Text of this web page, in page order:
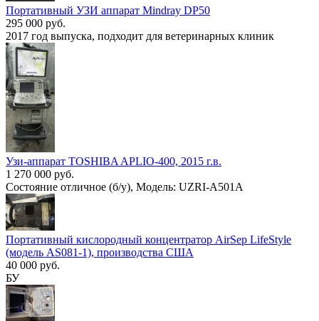
Портативный УЗИ аппарат Mindray DP50
295 000 руб.
2017 год выпуска, подходит для ветеринарных клиник
Узи-аппарат TOSHIBA APLIO-400, 2015 г.в.
1 270 000 руб.
Состояние отличное (б/у), Модель: UZRI-A501A
Портативный кислородный концентратор AirSep LifeStyle
(модель AS081-1), производства США
40 000 руб.
БУ